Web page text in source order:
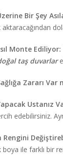
Bir Şey
Monte Ediliyor:
taş duvarlar
Zararı Var
Ustanız
edebilirsiniz.
Rengini
ile farklı bir